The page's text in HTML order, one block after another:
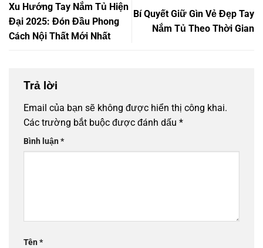
Xu Hướng Tay Nắm Tủ Hiện
Đại 2025: Đón Đầu Phong
Cách Nội Thất Mới Nhất
Bí Quyết Giữ Gìn Vẻ Đẹp Tay
Nắm Tủ Theo Thời Gian
Trả lời
Email của bạn sẽ không được hiển thị công khai.
Các trường bắt buộc được đánh dấu *
Bình luận*
Tên*